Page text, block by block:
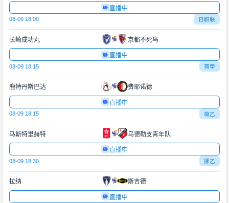
直播中
08-09 18:00 日职联
长崎成功丸 京都不死鸟
直播中
08-09 18:15 荷甲
鹿特丹斯巴达 费耶诺德
直播中
08-09 18:15 荷乙
马斯特里赫特 乌德勒支青年队
直播中
08-09 18:30 挪乙
拉纳 斯吉德
直播中